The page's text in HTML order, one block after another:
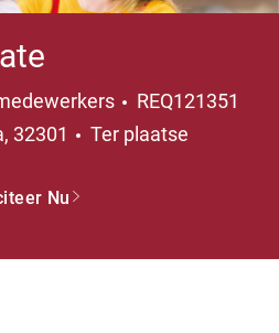
REQ121351
32301 Ter plaatse
Nu